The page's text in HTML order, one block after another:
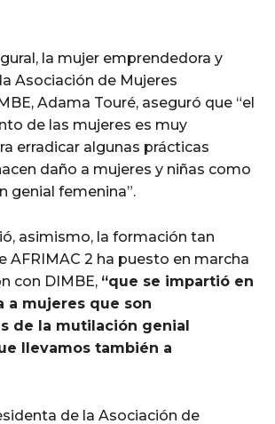
la mujer emprendedora y
Asociación de Mujeres
Adama Touré, aseguró que “el
de las mujeres es muy
erradicar algunas prácticas
daño a mujeres y niñas como
genial femenina”.
asimismo, la formación tan
AFRIMAC 2 ha puesto en marcha
con DIMBE, “que se impartió en
a mujeres que son
de la mutilación genial
llevamos también a
de la Asociación de